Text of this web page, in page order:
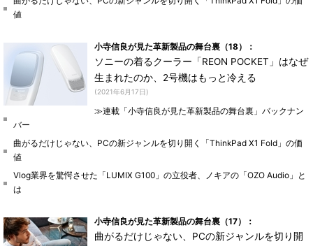
値
小寺信良が見た革新製品の舞台裏（18）：
ソニーの着るクーラー「REON POCKET」はなぜ
生まれたのか、2号機はもっと冷える
(2021年6月17日)
≫連載「小寺信良が見た革新製品の舞台裏」バックナン
バー
曲がるだけじゃない、PCの新ジャンルを切り開く「ThinkPad X1 Fold」の価
値
Vlog業界を驚愕させた「LUMIX G100」の立役者、ノキアの「OZO Audio」と
は
小寺信良が見た革新製品の舞台裏（17）：
曲がるだけじゃない、PCの新ジャンルを切り開